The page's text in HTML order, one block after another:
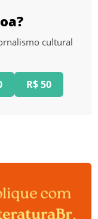
cultural
R$ 50